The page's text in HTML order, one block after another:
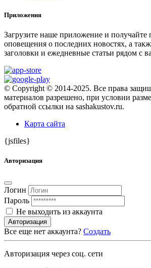
Приложения
Загрузите наше приложение и получайте
оповещения о последних новостях, а
заголовки и ежедневные статьи рядом с
© Copyright © 2014-2025. Все права
материалов разрешено, при условии
обратной ссылки на sashakustov.ru.
Карта сайта
{jsfiles}
Авторизация
Логин
Пароль
Не выходить из аккаунта
Авторизация
Все еще нет аккаунта? Создать
Авторизация через соц. сети